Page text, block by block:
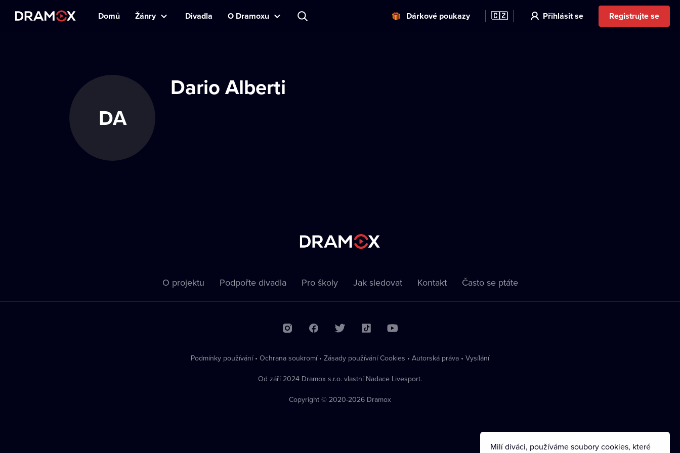
Domů Žánry Divadla O Dramoxu Dárkové poukazy 🇨🇿 Přihlásit se Registrujte se
DA
Dario Alberti
O projektu Podpořte divadla Pro školy Jak sledovat Kontakt Často se ptáte
Podmínky používání • Ochrana soukromí • Zásady používání Cookies • Autorská práva • Vysílání
Od září 2024 Dramox s.r.o. vlastní Nadace Livesport.
Copyright © 2020-2026 Dramox
Milí diváci, používáme soubory cookies, které